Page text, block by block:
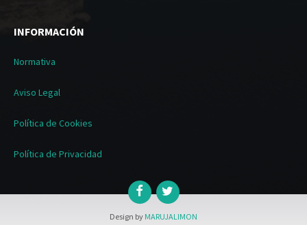
INFORMACIÓN
Normativa
Aviso Legal
Política de Cookies
Política de Privacidad
Design by MARUJALIMON